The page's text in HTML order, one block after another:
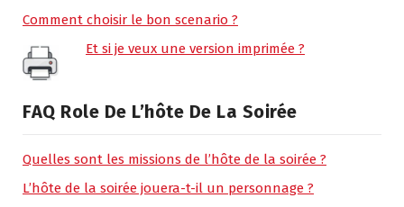
Comment choisir le bon scenario ?
Et si je veux une version imprimée ?
FAQ Role De L’hôte De La Soirée
Quelles sont les missions de l’hôte de la soirée ?
L’hôte de la soirée jouera-t-il un personnage ?